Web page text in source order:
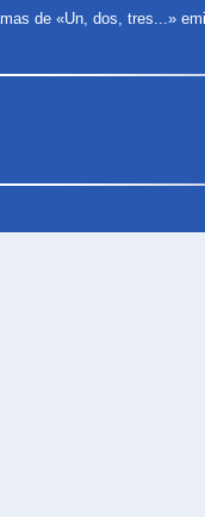
de «Un, dos, tres...»